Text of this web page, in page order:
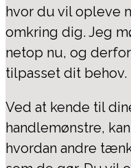
hvor du vil opleve
omkring dig. Jeg
netop nu, og
tilpasset dit behov.
Ved at kende til
handlemønstre,
hvordan andre